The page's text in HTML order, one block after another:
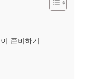
준비하기